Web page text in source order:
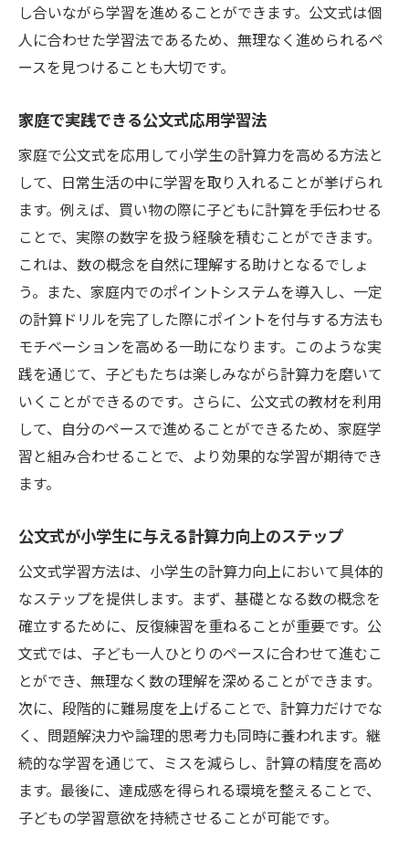
し合いながら学習を進めることができます。公文式は個
人に合わせた学習法であるため、無理なく進められるペ
ースを見つけることも大切です。
家庭で実践できる公文式応用学習法
家庭で公文式を応用して小学生の計算力を高める方法と
して、日常生活の中に学習を取り入れることが挙げられ
ます。例えば、買い物の際に子どもに計算を手伝わせる
ことで、実際の数字を扱う経験を積むことができます。
これは、数の概念を自然に理解する助けとなるでしょ
う。また、家庭内でのポイントシステムを導入し、一定
の計算ドリルを完了した際にポイントを付与する方法も
モチベーションを高める一助になります。このような実
践を通じて、子どもたちは楽しみながら計算力を磨いて
いくことができるのです。さらに、公文式の教材を利用
して、自分のペースで進めることができるため、家庭学
習と組み合わせることで、より効果的な学習が期待でき
ます。
公文式が小学生に与える計算力向上のステップ
公文式学習方法は、小学生の計算力向上において具体的
なステップを提供します。まず、基礎となる数の概念を
確立するために、反復練習を重ねることが重要です。公
文式では、子ども一人ひとりのペースに合わせて進むこ
とができ、無理なく数の理解を深めることができます。
次に、段階的に難易度を上げることで、計算力だけでな
く、問題解決力や論理的思考力も同時に養われます。継
続的な学習を通じて、ミスを減らし、計算の精度を高め
ます。最後に、達成感を得られる環境を整えることで、
子どもの学習意欲を持続させることが可能です。